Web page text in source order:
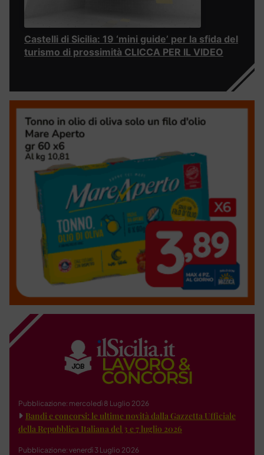
Castelli di Sicilia: 19 ‘mini guide’ per la sfida del
turismo di prossimità CLICCA PER IL VIDEO
Pubblicazione: mercoledì 8 Luglio 2026
Bandi e concorsi: le ultime novità dalla Gazzetta Ufficiale
della Repubblica Italiana del 3 e 7 luglio 2026
Pubblicazione: venerdì 3 Luglio 2026